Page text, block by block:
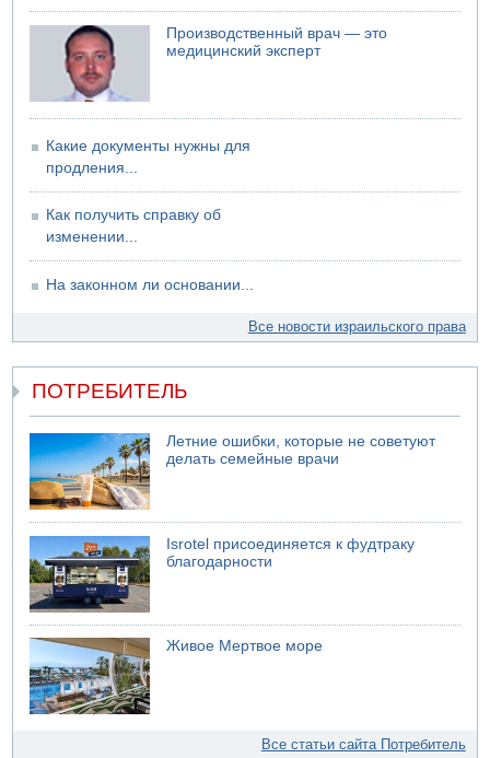
Возле Кирьят-Арбы пожар на местности
06.08.2026 12:06
США не будут давить на Израиль в вопросе Ливана
06.08.2026 11:41
Производственный врач — это
медицинский эксперт
Какие документы нужны для
продления...
Как получить справку об
изменении...
На законном ли основании...
Все новости израильского права
ПОТРЕБИТЕЛЬ
Летние ошибки, которые не советуют
делать семейные врачи
Isrotel присоединяется к фудтраку
благодарности
Живое Мертвое море
Все статьи сайта Потребитель